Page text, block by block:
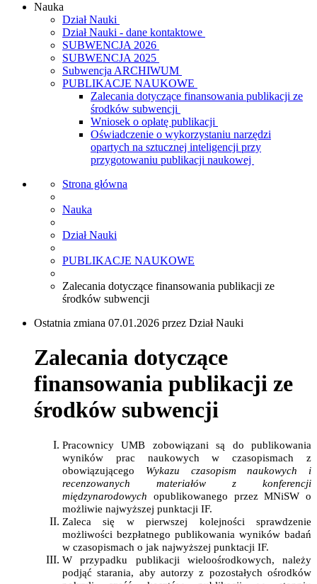
Nauka
Dział Nauki
Dział Nauki - dane kontaktowe
SUBWENCJA 2026
SUBWENCJA 2025
Subwencja ARCHIWUM
PUBLIKACJE NAUKOWE
Zalecania dotyczące finansowania publikacji ze
środków subwencji
Wniosek o opłatę publikacji
Oświadczenie o wykorzystaniu narzędzi
opartych na sztucznej inteligencji przy
przygotowaniu publikacji naukowej
Strona główna
Nauka
Dział Nauki
PUBLIKACJE NAUKOWE
Zalecania dotyczące finansowania publikacji ze
środków subwencji
Ostatnia zmiana 07.01.2026 przez Dział Nauki
Zalecania dotyczące
finansowania publikacji ze
środków subwencji
Pracownicy UMB zobowiązani są do publikowania
wyników prac naukowych w czasopismach z
obowiązującego Wykazu czasopism naukowych i
recenzowanych materiałów z konferencji
międzynarodowych opublikowanego przez MNiSW o
możliwie najwyższej punktacji IF.
Zaleca się w pierwszej kolejności sprawdzenie
możliwości bezpłatnego publikowania wyników badań
w czasopismach o jak najwyższej punktacji IF.
W przypadku publikacji wieloośrodkowych, należy
podjąć starania, aby autorzy z pozostałych ośrodków